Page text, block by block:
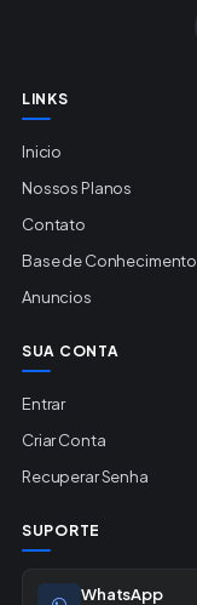
LINKS
Inicio
Nossos Planos
Contato
Base de Conhecimento
Anuncios
SUA CONTA
Entrar
Criar Conta
Recuperar Senha
SUPORTE
WhatsApp